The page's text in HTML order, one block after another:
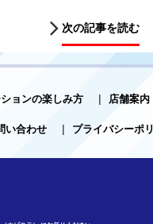
次の記事を読む
ョンの楽しみ方 | 店舗案内
い合わせ | プライバシーポ